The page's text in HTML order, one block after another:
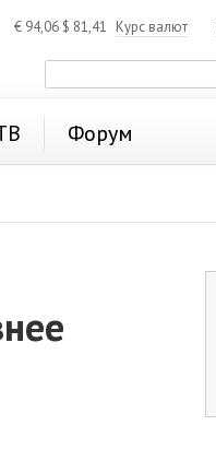
€ 94,06 $ 81,41 Курс валют
Форум